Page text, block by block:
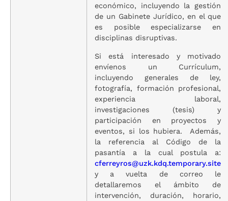
económico, incluyendo la gestión
de un Gabinete Jurídico, en el que
es posible especializarse en
disciplinas disruptivas.
Si está interesado y motivado
envíenos un Currículum,
incluyendo generales de ley,
fotografía, formación profesional,
experiencia laboral,
investigaciones (tesis) y
participación en proyectos y
eventos, si los hubiera. Además,
la referencia al Código de la
pasantía a la cual postula a:
cferreyros@uzk.kdq.temporary.site
y a vuelta de correo le
detallaremos el ámbito de
intervención, duración, horario,